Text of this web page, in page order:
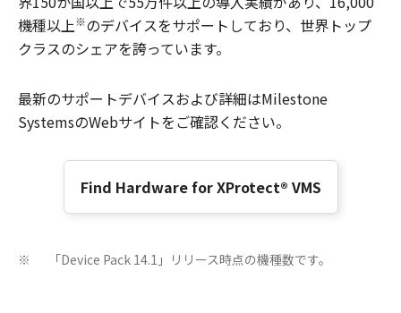
機種以上※のデバイスをサポートしており、世界トップ
クラスのシェアを誇っています。
最新のサポートデバイスおよび詳細はMilestone
SystemsのWebサイトをご確認ください。
Find Hardware for XProtect® VMS
※ 「Device Pack 14.1」リリース時点の機種数です。